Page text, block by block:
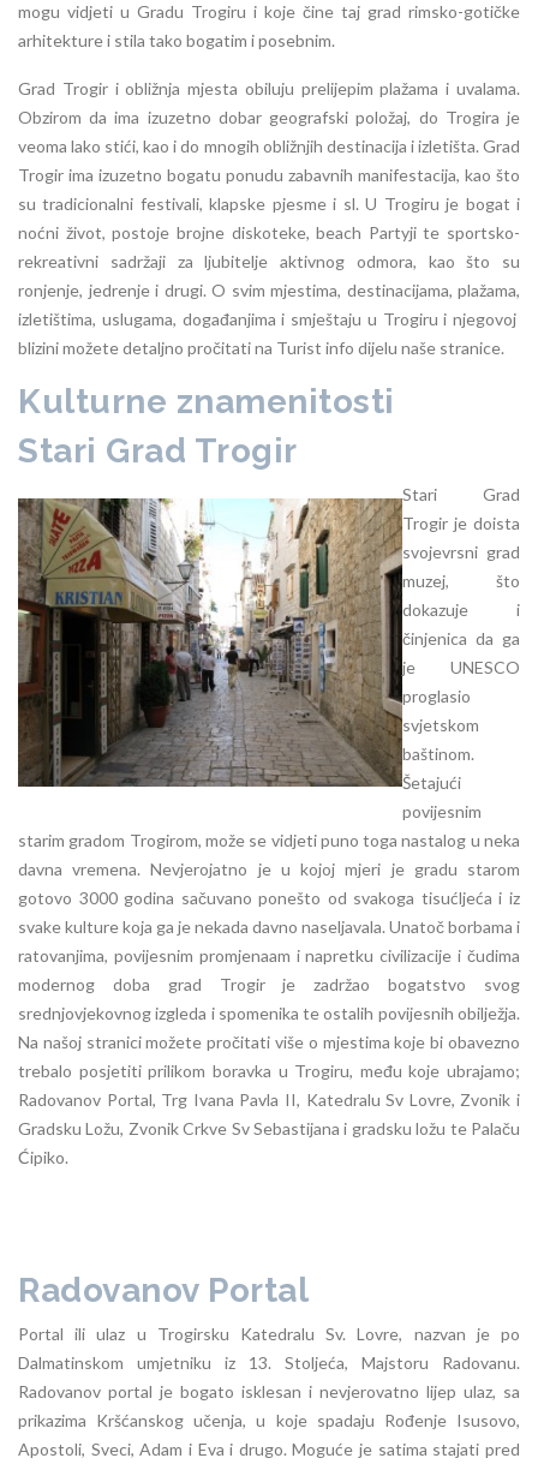
mogu vidjeti u Gradu Trogiru i koje čine taj grad rimsko-gotičke
arhitekture i stila tako bogatim i posebnim.
Grad Trogir i obližnja mjesta obiluju prelijepim plažama i uvalama.
Obzirom da ima izuzetno dobar geografski položaj, do Trogira je
veoma lako stići, kao i do mnogih obližnjih destinacija i izletišta. Grad
Trogir ima izuzetno bogatu ponudu zabavnih manifestacija, kao što
su tradicionalni festivali, klapske pjesme i sl. U Trogiru je bogat i
noćni život, postoje brojne diskoteke, beach Partyji te sportsko-
rekreativni sadržaji za ljubitelje aktivnog odmora, kao što su
ronjenje, jedrenje i drugi. O svim mjestima, destinacijama, plažama,
izletištima, uslugama, događanjima i smještaju u Trogiru i njegovoj
blizini možete detaljno pročitati na Turist info dijelu naše stranice.
Kulturne znamenitosti
Stari Grad Trogir
Stari Grad
Trogir je doista
svojevrsni grad
muzej, što
dokazuje i
činjenica da ga
je UNESCO
proglasio
svjetskom
baštinom.
Šetajući
povijesnim
starim gradom Trogirom, može se vidjeti puno toga nastalog u neka
davna vremena. Nevjerojatno je u kojoj mjeri je gradu starom
gotovo 3000 godina sačuvano ponešto od svakoga tisućljeća i iz
svake kulture koja ga je nekada davno naseljavala. Unatoč borbama i
ratovanjima, povijesnim promjenaam i napretku civilizacije i čudima
modernog doba grad Trogir je zadržao bogatstvo svog
srednjovjekovnog izgleda i spomenika te ostalih povijesnih obilježja.
Na našoj stranici možete pročitati više o mjestima koje bi obavezno
trebalo posjetiti prilikom boravka u Trogiru, među koje ubrajamo;
Radovanov Portal, Trg Ivana Pavla II, Katedralu Sv Lovre, Zvonik i
Gradsku Ložu, Zvonik Crkve Sv Sebastijana i gradsku ložu te Palaču
Ćipiko.
Radovanov Portal
Portal ili ulaz u Trogirsku Katedralu Sv. Lovre, nazvan je po
Dalmatinskom umjetniku iz 13. Stoljeća, Majstoru Radovanu.
Radovanov portal je bogato isklesan i nevjerovatno lijep ulaz, sa
prikazima Kršćanskog učenja, u koje spadaju Rođenje Isusovo,
Apostoli, Sveci, Adam i Eva i drugo. Moguće je satima stajati pred